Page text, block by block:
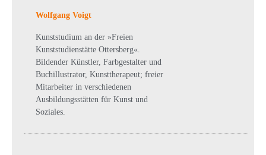
Wolfgang Voigt
Kunststudium an der »Freien
Kunststudienstätte Ottersberg«.
Bildender Künstler, Farbgestalter und
Buchillustrator, Kunsttherapeut; freier
Mitarbeiter in verschiedenen
Ausbildungsstätten für Kunst und
Soziales.